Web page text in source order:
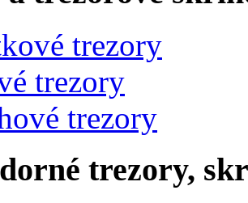
trezory
trezory
trezory
trezory,